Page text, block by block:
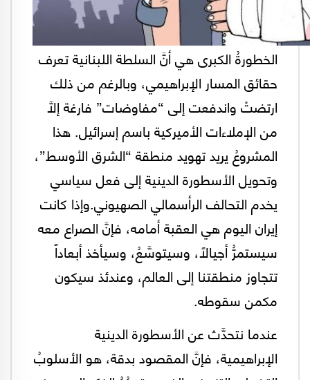
الخطورةُ الكبرى هي أنَّ السلطة اللبنانية تعرف
حقائق المسار الإبراهيمي، وبالرغم من ذلك
ارتضتْ واندفعت إلى “مفاوضات” فارغة إلَّا
من الإملاءات الأميركية باسم إسرائيل. هذا
المشروعُ يريد تهويد منطقة “الشرق الأوسط”،
وتحويل الأسطورة الدينية إلى فعل سياسي
يخدم التحالف الرأسمالي الصهيوني.وإذا كانت
إيران اليوم هي العقبة أمامه، فإنَّ الصراع معه
سيستمرُّ أجيالاً، وسيتوسَّعُ، وسيأخذ أبعاداً
تتجاوز منطقتنا إلى العالم، وعندئذ سيكون
مكمن سقوطه.
عندما نتحدَّث عن الأسطورة الدينية
الإبراهيمية، فإنَّ المقصود بدقة، هو الأسلوبُ